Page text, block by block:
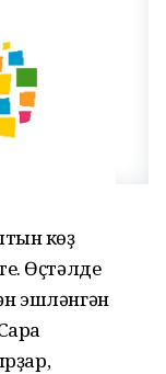
көҙ
Өҫтәлде
эшләнгән